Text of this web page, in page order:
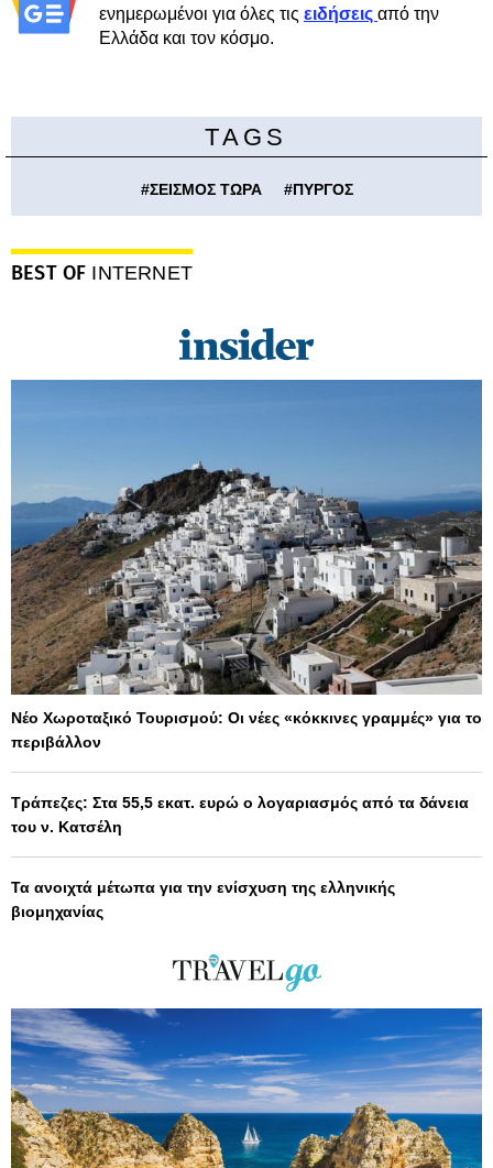
ενημερωμένοι για όλες τις ειδήσεις από την
Ελλάδα και τον κόσμο.
TAGS
#ΣΕΙΣΜΟΣ ΤΩΡΑ #ΠΥΡΓΟΣ
BEST OF INTERNET
Νέο Χωροταξικό Τουρισμού: Οι νέες «κόκκινες γραμμές» για το
περιβάλλον
Τράπεζες: Στα 55,5 εκατ. ευρώ ο λογαριασμός από τα δάνεια
του ν. Κατσέλη
Τα ανοιχτά μέτωπα για την ενίσχυση της ελληνικής
βιομηχανίας